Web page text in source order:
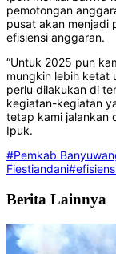
pemotongan
pusat akan menjadi
efisiensi anggaran.
“Untuk 2025 pun
mungkin lebih ketat
perlu dilakukan di
kegiatan-kegiatan
tetap kami jalankan
Ipuk.
#Pemkab
Fiestiandani
Berita Lainnya